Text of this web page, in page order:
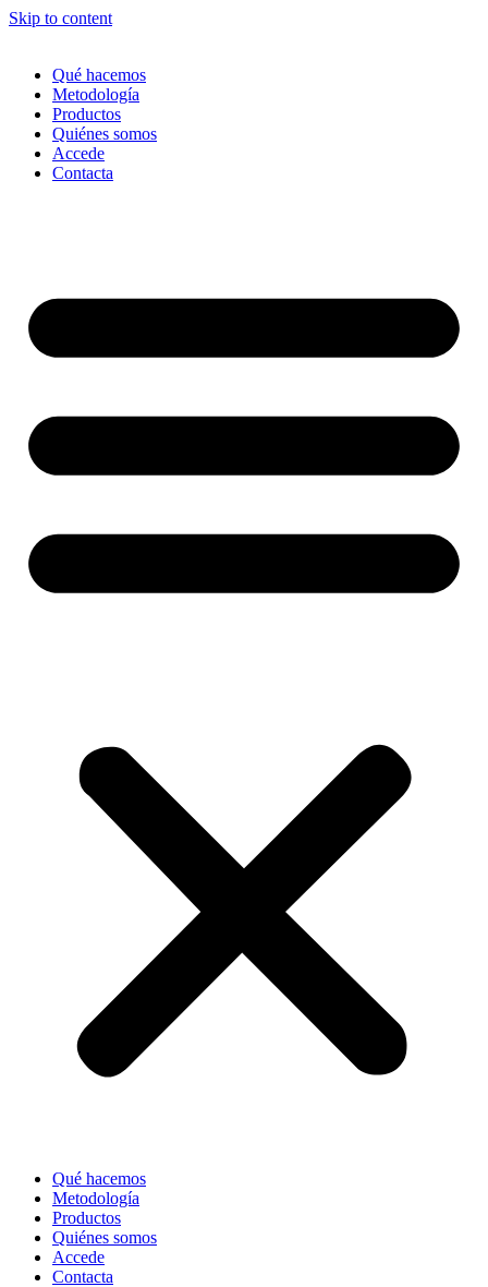
Skip to content
Qué hacemos
Metodología
Productos
Quiénes somos
Accede
Contacta
Qué hacemos
Metodología
Productos
Quiénes somos
Accede
Contacta